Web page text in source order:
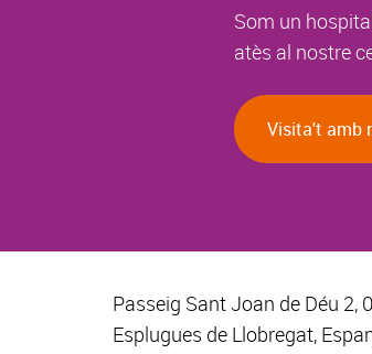
Som un
atès al nostre
Visita't amb
Passeig Sant Joan de Déu 2,
Esplugues de Llobregat,